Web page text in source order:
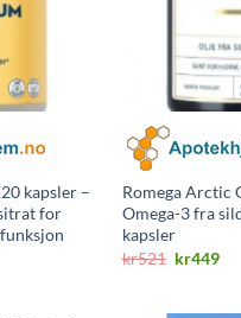
kapsler –
for
Romega Arctic
Omega-3 fra
kapsler
kr521 kr449